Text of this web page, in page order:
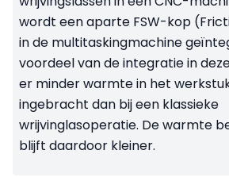
wordt een aparte FSW-kop
in de multitaskingmachine
voordeel van de integratie in
er minder warmte in het
ingebracht dan bij een klassieke
wrijvinglasoperatie. De warmte
blijft daardoor kleiner.